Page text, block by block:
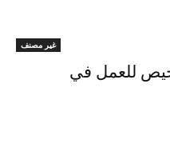
غير مصنف
للعمل في